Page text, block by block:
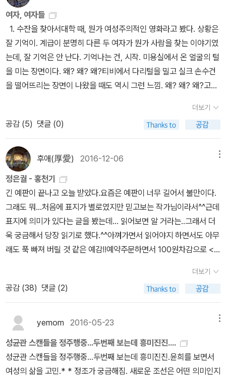
는 이들도 실상은 신분 철폐를 바라는 것이 아니라, 신분 상승을 바라
는 것이거든. 이름 없는 한낱 작은 동물이라고 하더라도 제각각 서열
을 만들고, 동네 어린 꼬마들조카 누가 시키지 않아도 위와 아래를 만
들어 놓지 않는가. 지금의 신분 체계를 무너뜨린다고 하더라도 인간
은 또다시 새로운 신분제도를 만들어 위와 아래를 둘걸세. 그것이 본
능이야. 만약에 돈이 곧 신분이 되는 세상이 오면 어떨 것 같나? 난 그
것도 비참한 건 매한가지일 듯싶으이.' (구용하) -419쪽시대적 배경
을 18세기 후반으로 잡은 것은 아주 현명해 보인다. 자본주의의 싹이
트고 있고 신분제도가 흔들리고 있는 때, 개혁의 꿈을 안고 있는 군주
고 싶은 말들을 맘껏 뱉을 수 있게 뒷받침해주고 있다. 이들의 이야기
2부에 해당하는 '규장각 각신들의 나날'에서는 좀 더 매섭고 구체적인
정책 비판도 나올 수 있지 않을까? 그러면서도 로맨스는 빠뜨리지 않
고.순식간에 읽었는데, 그래도 더 읽을 거리가 3권이나 남아 있어서
흐뭇하다. 오랜만에 마음이 불편하지 않은 재미난 소설을 만났다. 덕
분에 행복하다.
리자 이상으로 승진하셨는지 책 쓸 시간이 없나 봅니다^^;;;아마튼 넘
부럽습니당^^by caspi
여자, 여자들
1. 수잔을 찾아서대학 때, 뭔가 여성주의적인 영화라고 봤다. 상황은
잘 기억이. 계급이 분명히 다른 두 여자가 뭔가 사람을 찾는 이야기였
는데, 잘 기억은 안 난다. 기억나는 건, 시작. 미용실에서 온 얼굴의 털
을 미는 장면이다. 왜? 왜? 왜?티비에서 다리털을 밀고 실크 손수건
을 떨어뜨리는 장면이 나왔을 때도 역시 그런 느낌. 왜? 왜? 왜?고등
있는 것들인데 아깝잖아'라고 여자애치고는 잘 보이는 팔뚝 털을 조
금은 어루만지면서 말했었다. 그 친구가 그 말을 하면서 살에 대해서
도 비슷하게 말했다. 폭식이나 나쁜 습관이 아니라, 잘 먹고 잘 자고
잘 살고 있는 동안 내 몸을 받쳐주는 내 몸에 생겨난 나의 살들도 그렇
게 아깝다고. 그 진지한 표정을 기억하고 있어서, 얼굴털을 다리털을
싹 다 밀어버리는 여자들이 이상했다. 내 몸인걸, 나는 좋아한다구. 이
건 어쩌면 '신체발부 수지부모 불감훼상 효지시야'같지만 묘하게 다
른. 털을 미는 문화가 개화되기 전에 있었을까, 많은 불편부당하다고
분노하는 것들이 서구화와 근대화 가운데 우리에게 들어온 건 아닌가
싶다. 서양여자들은 저렇게 털을 싹 다 밀어???이러면서 놀라면서
봤던 기억이. 2. 성균관 유생들의 나날 남장여자인 김윤희가 대물이
되는 이유는, 남자들 안에 있는 위계와 문화를 아예 모르기 때문이다.
왕만이 지나갈 수 있는 문으로 성큼 걸어들어가려는 여자는 궁정의
는 대범하게 보인다. 여자들에게는 여자들의 문화가 있다. 남자들이
'사회'라는 구조를 만들면서 쌓아올린 어떤 규칙들처럼, 여자들은 여
자들의 방식 가운데 판단한다. 위계 대신 친소로 새로운 관계 가운데
서 판단을 한다. 김윤희같이 글을 배운 여자라면, 여자들 가운데서도
더보기
공감 (5) 댓글 (0)
후애(厚愛) 2016-12-06
정은궐 - 홍천기
긴 예판이 끝나고 오늘 받았다.요즘은 예판이 너무 길어서 불만이다.
그래도 뭐...처음에 표지가 별로였지만 믿고보는 작가님이라서^^근데
표지에 의미가 있다는 글을 봤는데... 읽어보면 알 거라는..그래서 더
욱 궁금해서 당장 읽기로 했다.^^아껴가면서 읽어야지 하면서도 아무
래도 푹 빠져 버릴 것 같은 예감!!예약주문하면서 100원차감으로 <
히 찍어서 올려본다.^^<홍천기>책이랑 마그넷표지를 보니 꼭 토끼
얼굴같아.^^;;나만 그렇게 보이는건가???홍천기랑 나란히 찍은 해를
품은 달, 성균관, 규장각 책들~소장하면서 여러번 즐독 한 것 같다.봐
도 봐도 질리지 않는 책들~ 정은궐 장편소설. <홍천기>는 주인공의
이름이자 '붉은 하늘의 기밀(紅天機)'이라는 뜻을 담고 있다. 조선
초, 백유화단의 천방지축 열정의 여화공 홍천기(洪天起)는 동짓날
밤, 하늘에서 떨어진 남자를 줍게 된다. 이 세상 사람이 아닌 듯 고운
외모에 기분 좋은 향내가 나는 남자를 보며 홍천기는 시집 못 간 딸에
더보기
공감 (38) 댓글 (2)
yemom 2016-05-23
성균관 스캔들을 정주행중...두번째 보는데 흥미진진....
성균관 스캔들을 정주행중...두번째 보는데 흥미진진.윤희를 보면서
여성의 삶을 고민.* * 정조가 궁금해짐. 새로운 조선은 어떤 의미인지